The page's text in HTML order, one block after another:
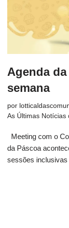
Agenda
semana
por
As Últimas Notícias
Meeting com o
da Páscoa
sessões